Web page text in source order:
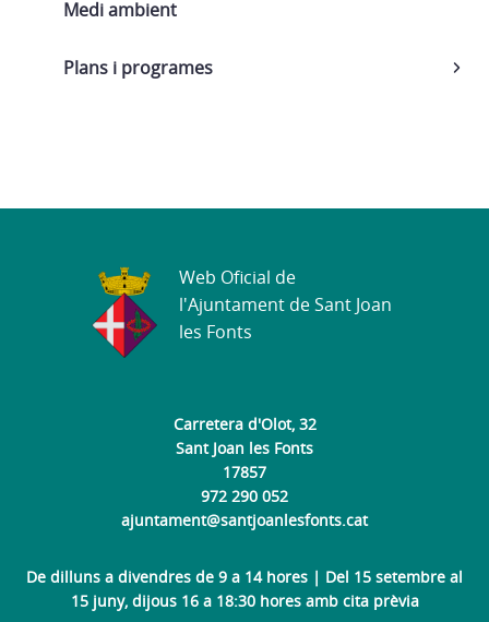
Medi ambient
Plans i programes
Carretera d'Olot, 32
Sant Joan les Fonts
17857
972 290 052
ajuntament@santjoanlesfonts.cat
De dilluns a divendres de 9 a 14 hores | Del 15 setembre al
15 juny, dijous 16 a 18:30 hores amb cita prèvia
Web Oficial de
l'Ajuntament de Sant Joan
les Fonts